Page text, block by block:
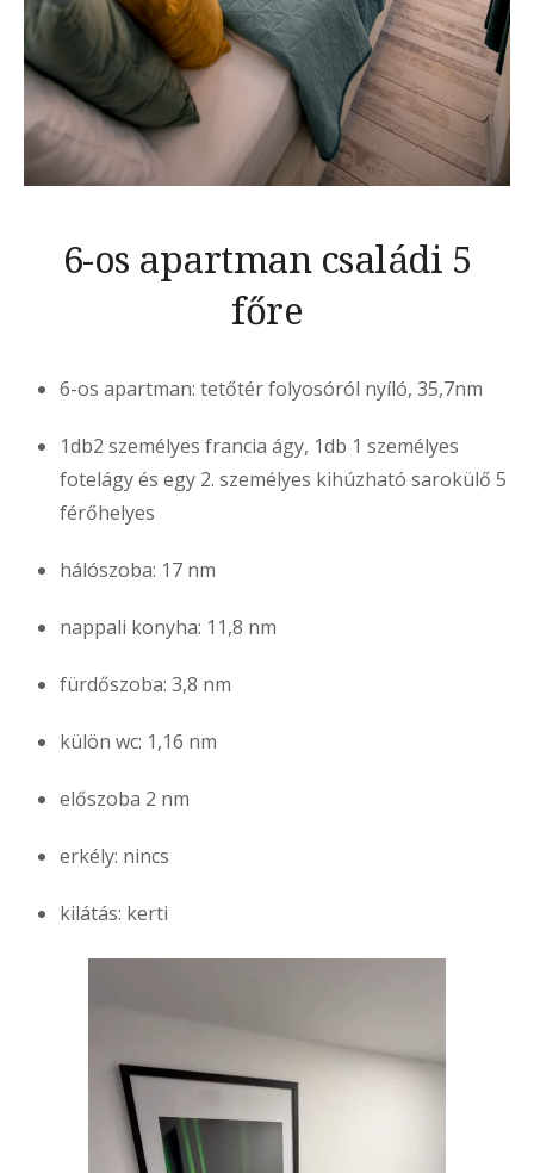
6-os apartman családi 5
főre
6-os apartman: tetőtér folyosóról nyíló, 35,7nm
1db2 személyes francia ágy, 1db 1 személyes
fotelágy és egy 2. személyes kihúzható sarokülő 5
férőhelyes
hálószoba: 17 nm
nappali konyha: 11,8 nm
fürdőszoba: 3,8 nm
külön wc: 1,16 nm
előszoba 2 nm
erkély: nincs
kilátás: kerti